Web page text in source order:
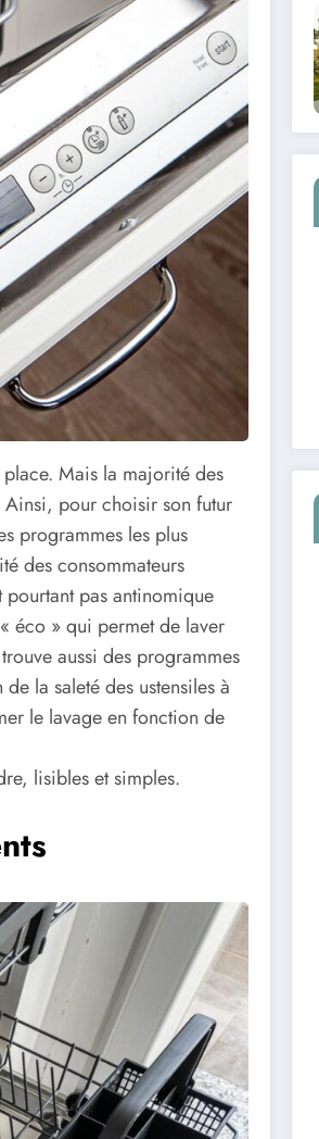
Mais la majorité des
Ainsi, pour choisir son futur
programmes les plus
des consommateurs
pas antinomique
éco » qui permet de laver
aussi des programmes
la saleté des ustensiles à
le lavage en fonction de
lisibles et simples.